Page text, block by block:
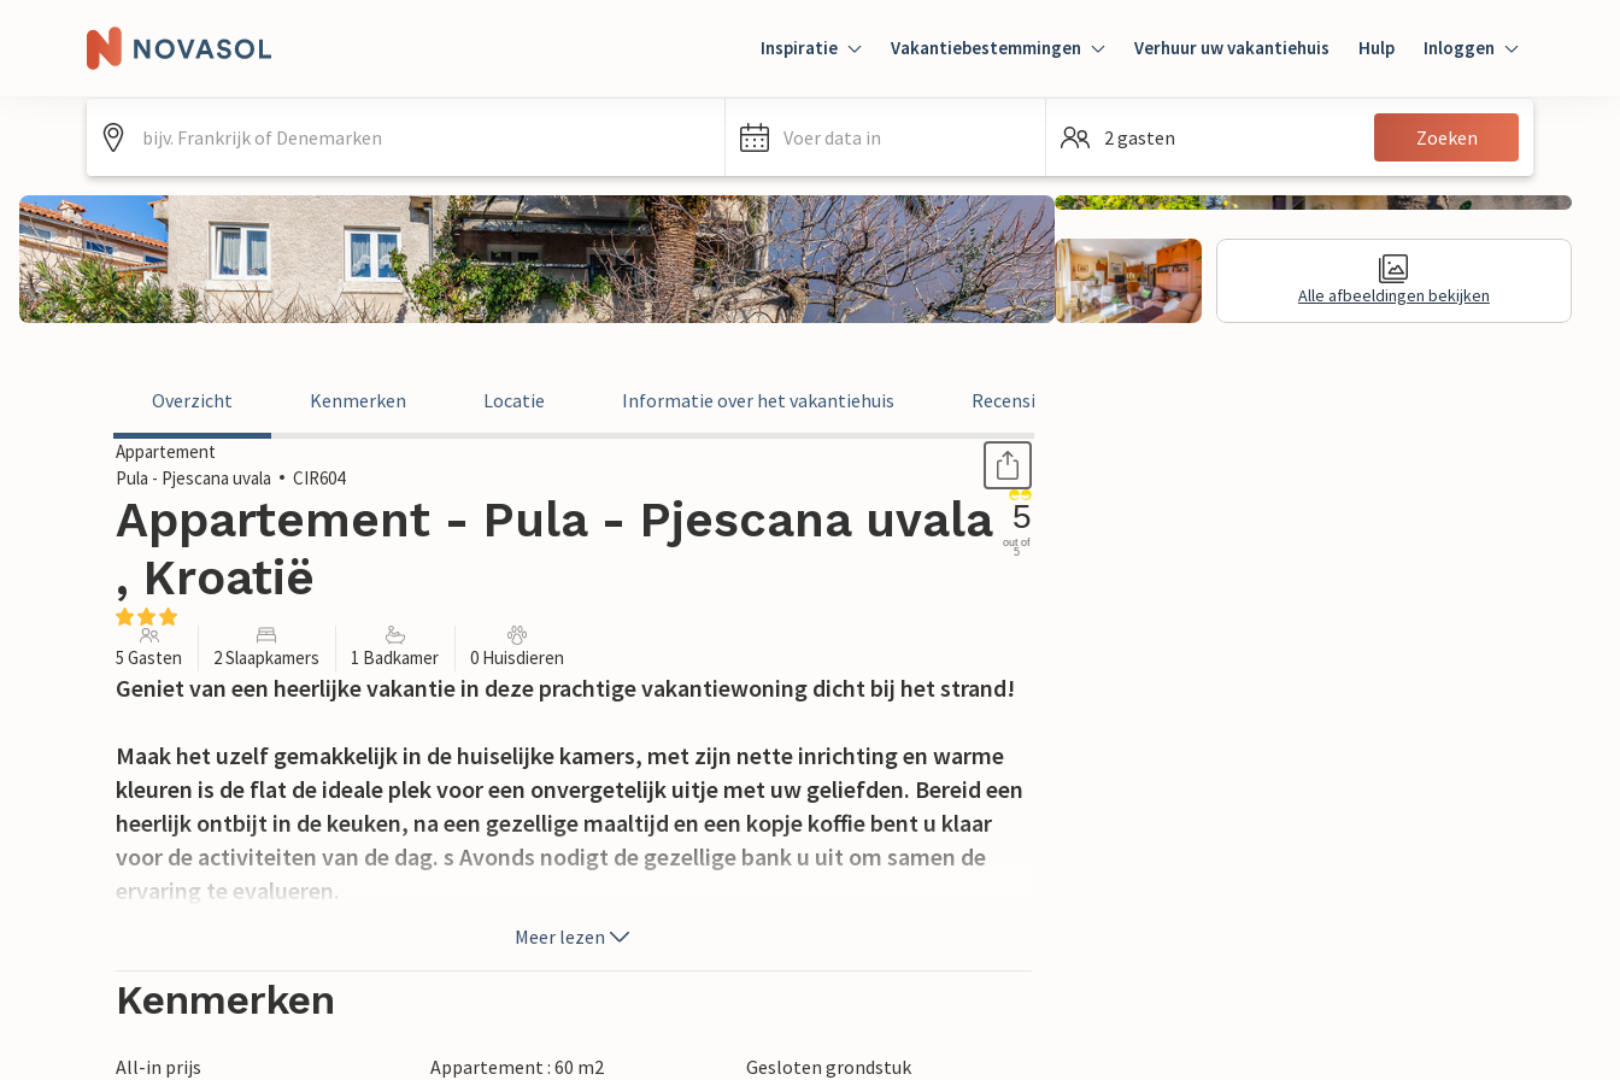
Inspiratie Vakantiebestemmingen Verhuur uw vakantiehuis Hulp Inloggen
Inloggen
Gast
Voer data in 2 gasten Zoeken
Alle afbeeldingen bekijken
Overzicht Kenmerken Locatie Informatie over het vakantiehuis Recensies
Appartement
Pula - Pjescana uvala
CIR604
Appartement - Pula - Pjescana uvala
, Kroatië
5
out of
5
5 Gasten 2 Slaapkamers 1 Badkamer 0 Huisdieren
Geniet van een heerlijke vakantie in deze prachtige vakantiewoning dicht bij het strand!
Maak het uzelf gemakkelijk in de huiselijke kamers, met zijn nette inrichting en warme
kleuren is de flat de ideale plek voor een onvergetelijk uitje met uw geliefden. Bereid een
heerlijk ontbijt in de keuken, na een gezellige maaltijd en een kopje koffie bent u klaar
voor de activiteiten van de dag. s Avonds nodigt de gezellige bank u uit om samen de
ervaring te evalueren.
teugen. Sluit hier de dag af met koude drankjes.
Loop naar de zee en geniet van het heldere water op het kiezelstrand. Bezoek Pula en
Meer lezen
Kenmerken
All-in prijs Appartement : 60 m2
Gesloten grondstuk